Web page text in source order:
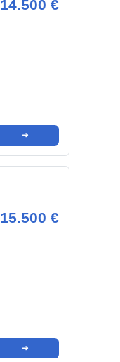
14.500 €
➜
15.500 €
➜